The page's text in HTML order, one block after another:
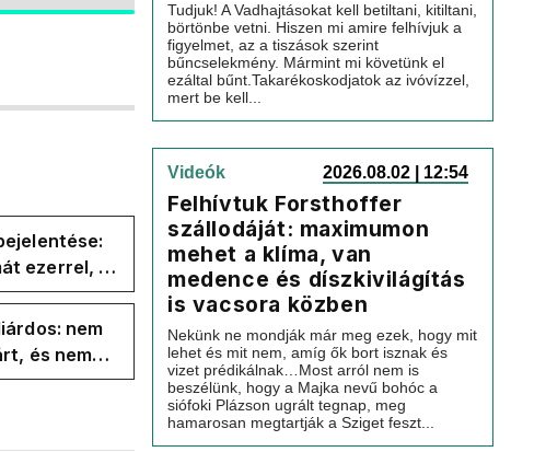
ezerrel, a
vége az
nem
és nem
a
Tudjuk! A Vadhajtásokat kell betiltani, kitiltani,
börtönbe vetni. Hiszen mi amire felhívjuk a
figyelmet, az a tiszások szerint
bűncselekmény. Mármint mi követünk el
ezáltal bűnt.Takarékoskodjatok az ivóvízzel,
mert be kell...
Videók 2026.08.02 | 12:54
Felhívtuk Forsthoffer
szállodáját: maximumon
mehet a klíma, van
medence és díszkivilágítás
is vacsora közben
Nekünk ne mondják már meg ezek, hogy mit
lehet és mit nem, amíg ők bort isznak és
vizet prédikálnak…Most arról nem is
beszélünk, hogy a Majka nevű bohóc a
siófoki Plázson ugrált tegnap, meg
hamarosan megtartják a Sziget feszt...